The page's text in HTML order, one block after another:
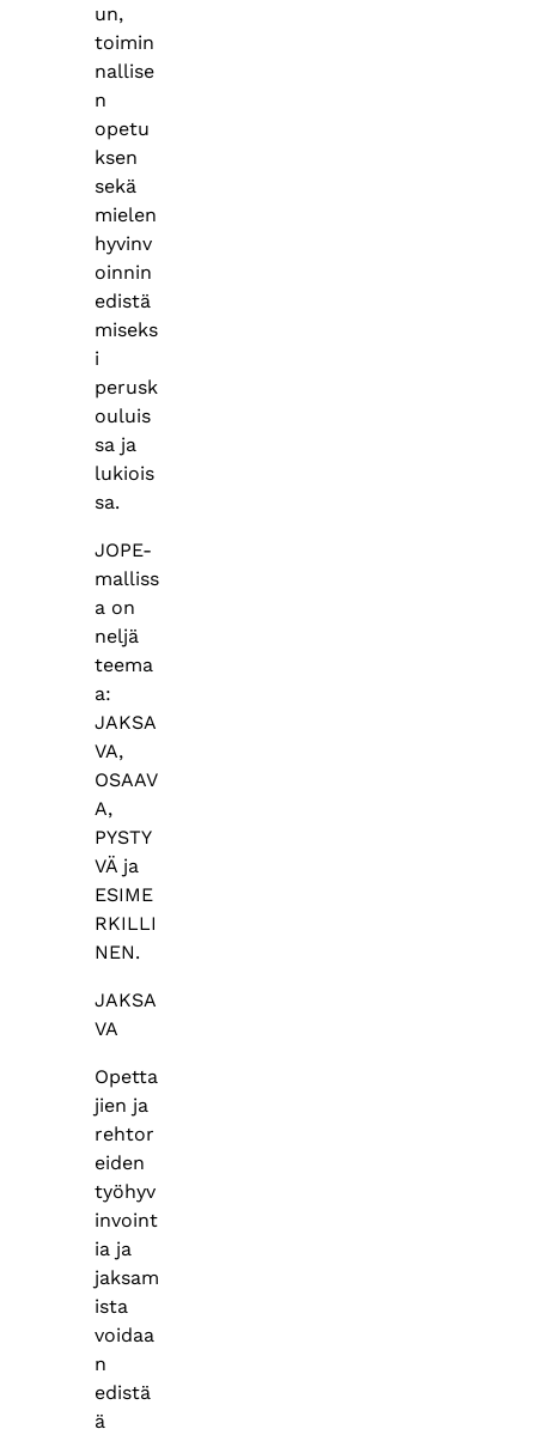
un,
toimin
nallise
n
opetu
ksen
sekä
mielen
hyvinv
oinnin
edistä
miseks
i
perusk
ouluis
sa ja
lukiois
sa.
JOPE-
malliss
a on
neljä
teema
a:
JAKSA
VA,
OSAAV
A,
PYSTY
VÄ ja
ESIME
RKILLI
NEN.
JAKSA
VA
Opetta
jien ja
rehtor
eiden
työhyv
invoint
ia ja
jaksam
ista
voidaa
n
edistä
ä